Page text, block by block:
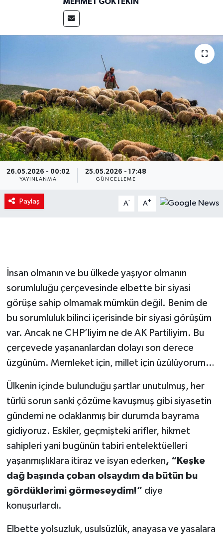
26.05.2026 - 00:02
YAYINLANMA
25.05.2026 - 17:48
GÜNCELLEME
Paylaş A- A+
İnsan olmanın ve bu ülkede yaşıyor olmanın
sorumluluğu çerçevesinde elbette bir siyasi
görüşe sahip olmamak mümkün değil. Benim de
bu sorumluluk bilinci içerisinde bir siyasi görüşüm
var. Ancak ne CHP’liyim ne de AK Partiliyim. Bu
çerçevede yaşananlardan dolayı son derece
üzgünüm. Memleket için, millet için üzülüyorum…
Ülkenin içinde bulunduğu şartlar unutulmuş, her
türlü sorun sanki çözüme kavuşmuş gibi siyasetin
gündemi ne odaklanmış bir durumda bayrama
gidiyoruz. Eskiler, geçmişteki arifler, hikmet
sahipleri yani bugünün tabiri entelektüelleri
yaşanmışlıklara itiraz ve isyan ederken, “Keşke
dağ başında çoban olsaydım da bütün bu
gördüklerimi görmeseydim!” diye
konuşurlardı.
Elbette yolsuzluk, usulsüzlük, anayasa ve yasalara